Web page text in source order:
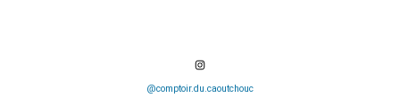
@comptoir.du.caoutchouc